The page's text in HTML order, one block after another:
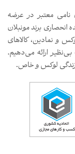
نامی معتبر در عرضه
برند مونبلان
کالاهای
ارائه می‌دهیم.
لوکس و خاص.